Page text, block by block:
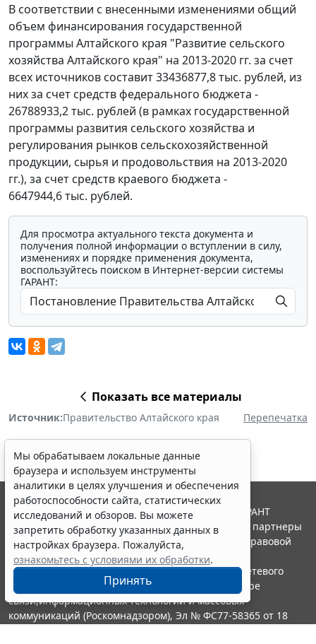
В соответствии с внесенными изменениями общий
объем финансирования государственной
программы Алтайского края "Развитие сельского
хозяйства Алтайского края" на 2013-2020 гг. за счет
всех источников составит 33436877,8 тыс. рублей, из
них за счет средств федерального бюджета -
26788933,2 тыс. рублей (в рамках государственной
программы развития сельского хозяйства и
регулирования рынков сельскохозяйственной
продукции, сырья и продовольствия на 2013-2020
гг.), за счет средств краевого бюджета -
6647944,6 тыс. рублей.
Для просмотра актуального текста документа и
получения полной информации о вступлении в силу,
изменениях и порядке применения документа,
воспользуйтесь поиском в Интернет-версии системы
ГАРАНТ:
Показать все материалы
Источник:Правительство Алтайского края Перепечатка
Мы обрабатываем локальные данные
браузера и используем инструменты
аналитики в целях улучшения и обеспечения
работоспособности сайта, статистических
исследований и обзоров. Вы можете
запретить обработку указанных данных в
настройках браузера. Пожалуйста,
ознакомьтесь с условиями их обработки.
Принять
© ООО "НПП "ГАРАНТ-СЕРВИС", 2026. Система ГАРАНТ
выпускается с 1990 года. Компания "Гарант" и ее партнеры
являются участниками Российской ассоциации правовой
информации ГАРАНТ.
Портал ГАРАНТ.РУ зарегистрирован в качестве сетевого
издания Федеральной службой по надзору в сфере
связи,информационных технологий и массовых
коммуникаций (Роскомнадзором), Эл № ФС77-58365 от 18